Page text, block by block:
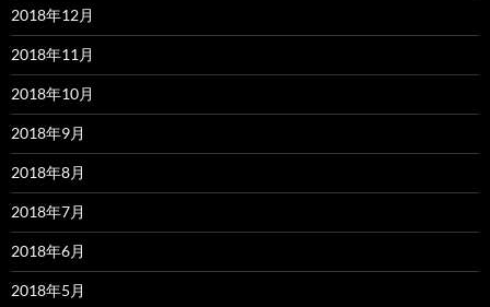
2018年12月
2018年11月
2018年10月
2018年9月
2018年8月
2018年7月
2018年6月
2018年5月